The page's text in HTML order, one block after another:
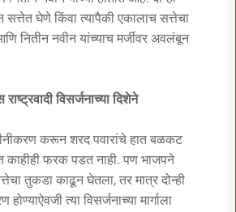
सत्तेत घेणे किंवा त्यापैकी एकालाच सत्तेचा
नितीन नवीन यांच्याच मर्जीवर अवलंबून
विसर्जनाच्या दिशेने
करून शरद पवारांचे हात बळकट
काहीही फरक पडत नाही. पण भाजपने
तुकडा काढून घेतला, तर मात्र दोन्ही
होण्याऐवजी त्या विसर्जनाच्या मार्गाला